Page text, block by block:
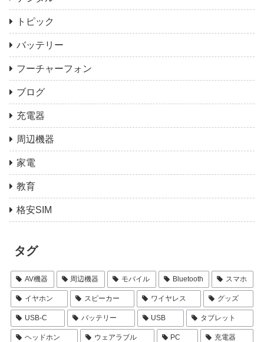
トピック
バッテリー
フーチャーフォン
ブログ
充電器
周辺機器
家電
教育
格安SIM
タグ
AV機器 周辺機器 モバイル Bluetooth スマホ
イヤホン スピーカー ワイヤレス グッズ
USB-C バッテリー USB タブレット
ヘッドホン ウェアラブル PC 充電器